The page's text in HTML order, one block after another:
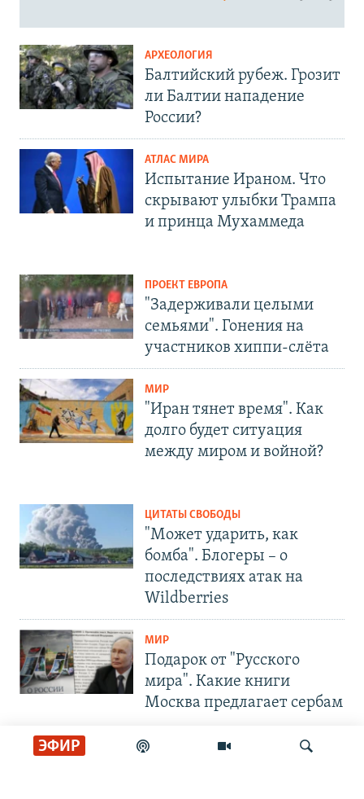
ЭФИР
АРХЕОЛОГИЯ
Балтийский рубеж. Грозит
ли Балтии нападение
России?
АТЛАС МИРА
Испытание Ираном. Что
скрывают улыбки Трампа
и принца Мухаммеда
ПРОЕКТ ЕВРОПА
"Задерживали целыми
семьями". Гонения на
участников хиппи-слёта
МИР
"Иран тянет время". Как
долго будет ситуация
между миром и войной?
ЦИТАТЫ СВОБОДЫ
"Может ударить, как
бомба". Блогеры – о
последствиях атак на
Wildberries
МИР
Подарок от "Русского
мира". Какие книги
Москва предлагает сербам